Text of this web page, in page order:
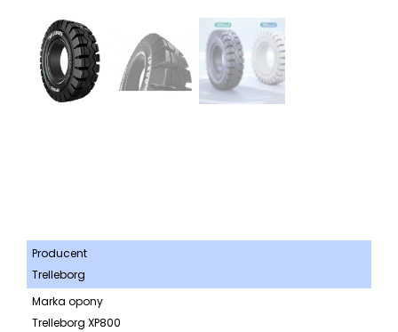
Producent
Trelleborg
Marka opony
Trelleborg XP800